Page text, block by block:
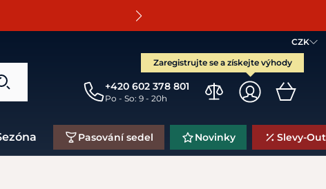
CZK
Zaregistrujte se a získejte výhody
+420 602 378 801
Po - So: 9 - 20h
Sezóna Pasování sedel Novinky Slevy-